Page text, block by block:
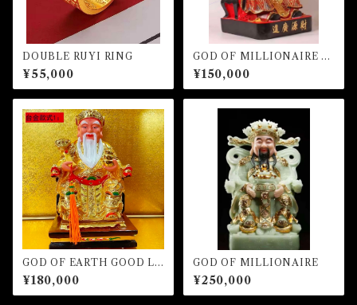
DOUBLE RUYI RING
¥55,000
GOD OF MILLIONAIRE -R
ed ver.-
¥150,000
GOD OF EARTH GOOD LU
CK MILLIONAIRE
¥180,000
GOD OF MILLIONAIRE
¥250,000